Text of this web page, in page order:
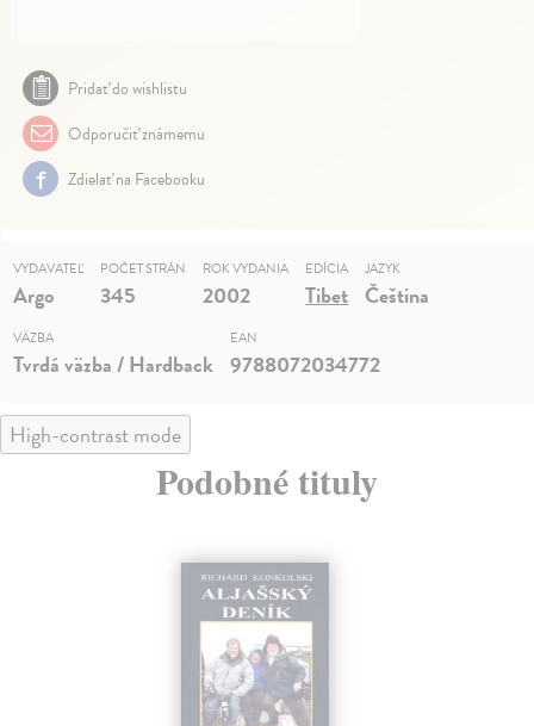
Pridať do wishlistu
Odporučiť známemu
Zdielať na Facebooku
VYDAVATEĽ
Argo
POČET STRÁN
345
ROK VYDANIA
2002
EDÍCIA
Tibet
JAZYK
Čeština
VÄZBA
Tvrdá väzba / Hardback
EAN
9788072034772
High-contrast mode
Podobné tituly